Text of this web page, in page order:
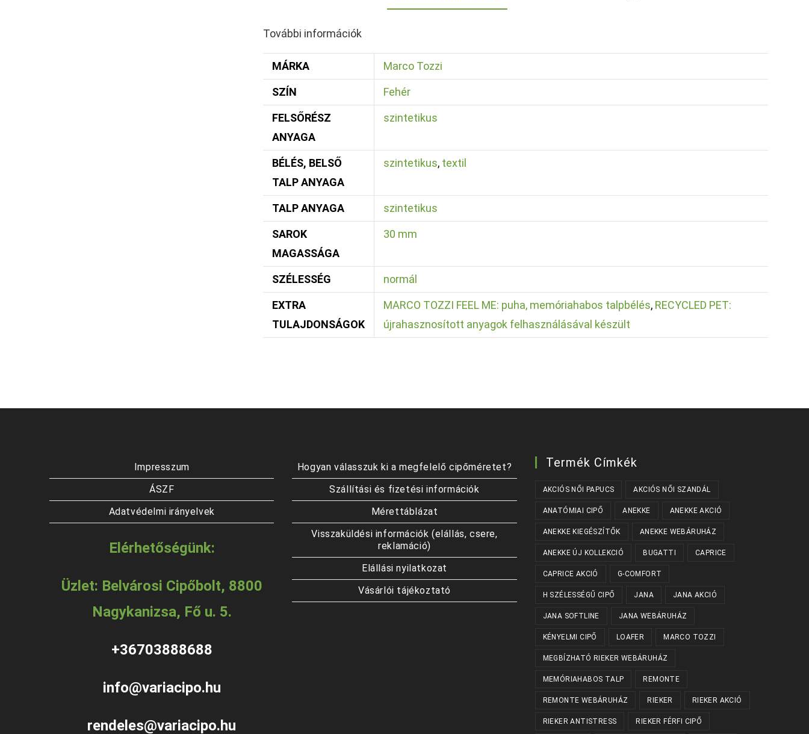
További információk
MÁRKA Marco Tozzi
SZÍN Fehér
FELSŐRÉSZ
ANYAGA
szintetikus
BÉLÉS, BELSŐ
TALP ANYAGA
szintetikus, textil
TALP ANYAGA szintetikus
SAROK
MAGASSÁGA
30 mm
SZÉLESSÉG normál
EXTRA
TULAJDONSÁGOK
MARCO TOZZI FEEL ME: puha, memóriahabos talpbélés, RECYCLED PET:
újrahasznosított anyagok felhasználásával készült
Impresszum
ÁSZF
Adatvédelmi irányelvek
Elérhetőségünk:
Üzlet: Belvárosi Cipőbolt, 8800
Nagykanizsa, Fő u. 5.
+36703888688
info@variacipo.hu
rendeles@variacipo.hu
Hogyan válasszuk ki a megfelelő cipőméretet?
Szállítási és fizetési információk
Mérettáblázat
Visszaküldési információk (elállás, csere,
reklamáció)
Elállási nyilatkozat
Vásárlói tájékoztató
Termék Címkék
AKCIÓS NŐI PAPUCS AKCIÓS NŐI SZANDÁL
ANATÓMIAI CIPŐ ANEKKE ANEKKE AKCIÓ
ANEKKE KIEGÉSZÍTŐK ANEKKE WEBÁRUHÁZ
ANEKKE ÚJ KOLLEKCIÓ BUGATTI CAPRICE
CAPRICE AKCIÓ G-COMFORT
H SZÉLESSÉGŰ CIPŐ JANA JANA AKCIÓ
JANA SOFTLINE JANA WEBÁRUHÁZ
KÉNYELMI CIPŐ LOAFER MARCO TOZZI
MEGBÍZHATÓ RIEKER WEBÁRUHÁZ
MEMÓRIAHABOS TALP REMONTE
REMONTE WEBÁRUHÁZ RIEKER RIEKER AKCIÓ
RIEKER ANTISTRESS RIEKER FÉRFI CIPŐ